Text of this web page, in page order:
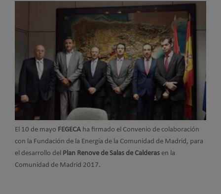
El 10 de mayo FEGECA ha firmado el Convenio de colaboración
con la Fundación de la Energía de la Comunidad de Madrid, para
el desarrollo del Plan Renove de Salas de Calderas en la
Comunidad de Madrid 2017.